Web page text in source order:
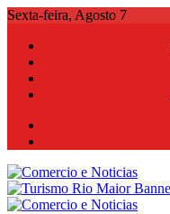
Skip
content
Sexta-feira, Agosto 7